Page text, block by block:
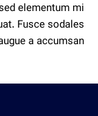
elementum mi
Fusce sodales
a accumsan.